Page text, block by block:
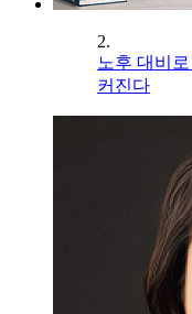
2.
노후 대비
커진다